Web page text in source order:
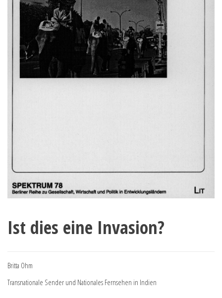
Ist dies eine Invasion?
Britta Ohm
Transnationale Sender und Nationales Fernsehen in Indien